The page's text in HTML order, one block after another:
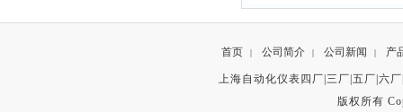
首页 | 公司简介 | 公司新闻 | 产
上海自动化仪表四厂|三厂|五厂|六
版权所有